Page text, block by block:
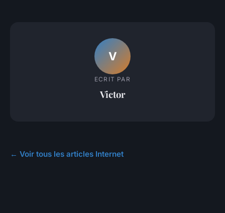
V
ECRIT PAR
Victor
← Voir tous les articles Internet